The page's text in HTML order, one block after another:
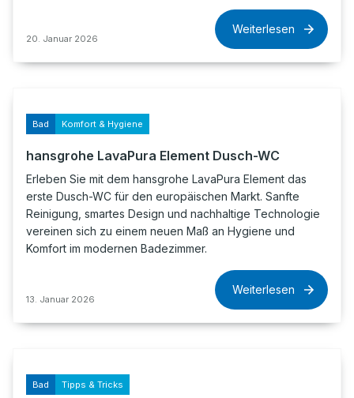
20. Januar 2026
Weiterlesen
Bad Komfort & Hygiene
hansgrohe LavaPura Element Dusch-WC
Erleben Sie mit dem hansgrohe LavaPura Element das
erste Dusch-WC für den europäischen Markt. Sanfte
Reinigung, smartes Design und nachhaltige Technologie
vereinen sich zu einem neuen Maß an Hygiene und
Komfort im modernen Badezimmer.
13. Januar 2026
Weiterlesen
Bad Tipps & Tricks